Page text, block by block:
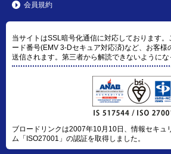
会員規約
当サイトはSSL暗号化通信に対応しております
ード番号(EMV 3-Dセキュア対応済)など、お客様
送信されます。第三者から解読できないようにな
ブロードリンクは2007年10月10日、情報セキュ
ム「ISO27001」の認証を取得しました。